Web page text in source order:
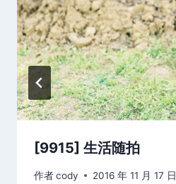
[9915] 生活随拍
作者cody 2016 年 11 月 17 日